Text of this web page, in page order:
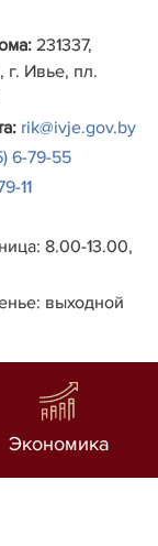
231337,
г. Ивье, пл.
rik@ivje.gov.by
6-79-55
11
8.00-13.00,
выходной
Экономика